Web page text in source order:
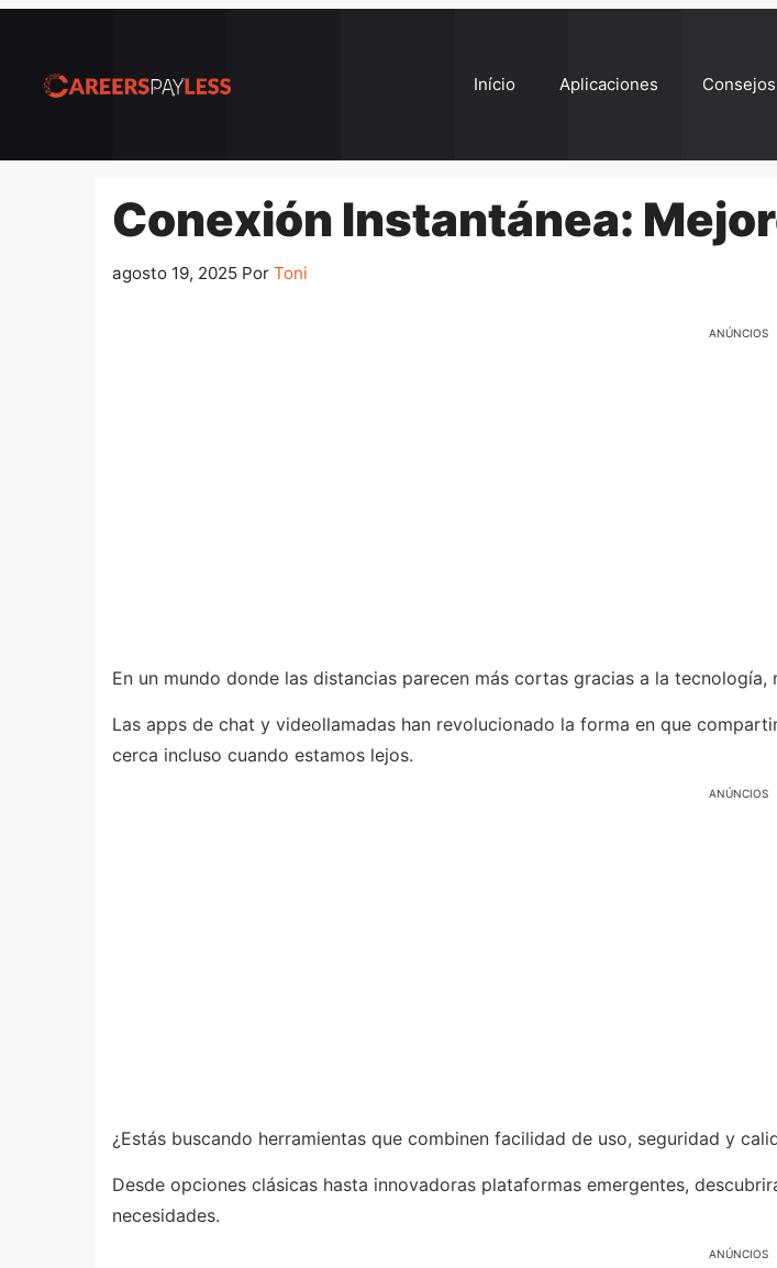
conteúdo
Início Aplicaciones Consejos
Conexión Instantánea:
agosto 19, 2025 Por Toni
ANÚNCIOS
En un mundo donde las distancias parecen más cortas gracias a la
Las apps de chat y videollamadas han revolucionado la forma en que
cerca incluso cuando estamos lejos.
ANÚNCIOS
¿Estás buscando herramientas que combinen facilidad de uso, seguridad y
Desde opciones clásicas hasta innovadoras plataformas emergentes,
necesidades.
ANÚNCIOS